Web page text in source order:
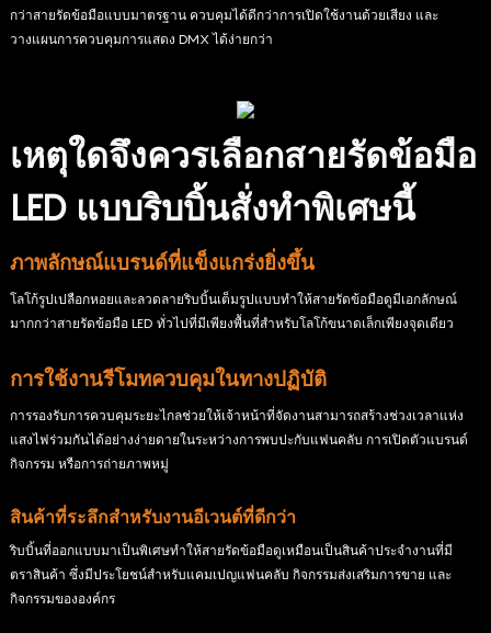
กว่าสายรัดข้อมือแบบมาตรฐาน ควบคุมได้ดีกว่าการเปิดใช้งานด้วยเสียง และ
วางแผนการควบคุมการแสดง DMX ได้ง่ายกว่า
เหตุใดจึงควรเลือกสายรัดข้อมือ
LED แบบริบบิ้นสั่งทำพิเศษนี้
ภาพลักษณ์แบรนด์ที่แข็งแกร่งยิ่งขึ้น
โลโก้รูปเปลือกหอยและลวดลายริบบิ้นเต็มรูปแบบทำให้สายรัดข้อมือดูมีเอกลักษณ์
มากกว่าสายรัดข้อมือ LED ทั่วไปที่มีเพียงพื้นที่สำหรับโลโก้ขนาดเล็กเพียงจุดเดียว
การใช้งานรีโมทควบคุมในทางปฏิบัติ
การรองรับการควบคุมระยะไกลช่วยให้เจ้าหน้าที่จัดงานสามารถสร้างช่วงเวลาแห่ง
แสงไฟร่วมกันได้อย่างง่ายดายในระหว่างการพบปะกับแฟนคลับ การเปิดตัวแบรนด์
กิจกรรม หรือการถ่ายภาพหมู่
สินค้าที่ระลึกสำหรับงานอีเวนต์ที่ดีกว่า
ริบบิ้นที่ออกแบบมาเป็นพิเศษทำให้สายรัดข้อมือดูเหมือนเป็นสินค้าประจำงานที่มี
ตราสินค้า ซึ่งมีประโยชน์สำหรับแคมเปญแฟนคลับ กิจกรรมส่งเสริมการขาย และ
กิจกรรมขององค์กร